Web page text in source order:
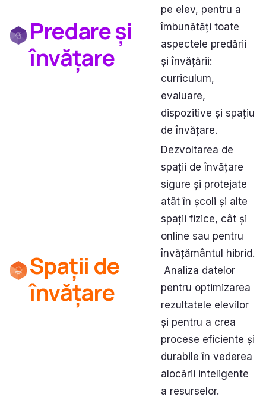
Predare și
învățare
pe elev, pentru a
îmbunătăți toate
aspectele predării
și învățării:
curriculum,
evaluare,
dispozitive și spațiu
de învățare.
Spații de
învățare
Dezvoltarea de
spații de învățare
sigure și protejate
atât în școli și alte
spații fizice, cât și
online sau pentru
învățământul hibrid.
Analiza datelor
pentru optimizarea
rezultatele elevilor
și pentru a crea
procese eficiente și
durabile în vederea
alocării inteligente
a resurselor.